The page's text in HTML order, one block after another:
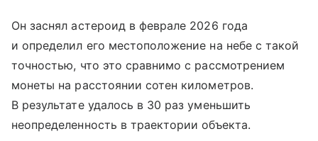
Он заснял астероид в феврале 2026 года
и определил его местоположение на небе с такой
точностью, что это сравнимо с рассмотрением
монеты на расстоянии сотен километров.
В результате удалось в 30 раз уменьшить
неопределенность в траектории объекта.